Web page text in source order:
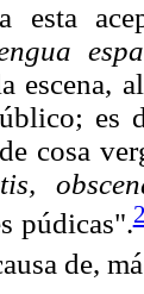
esta
escena,
cosa
púdicas".
de,